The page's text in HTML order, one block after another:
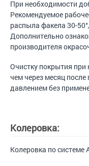
При необходимости
Рекомендуемое
распыла факела 30-
Дополнительно
производителя
Очистку покрытия при
чем через месяц
давлением без
Колеровка:
Колеровка по системе